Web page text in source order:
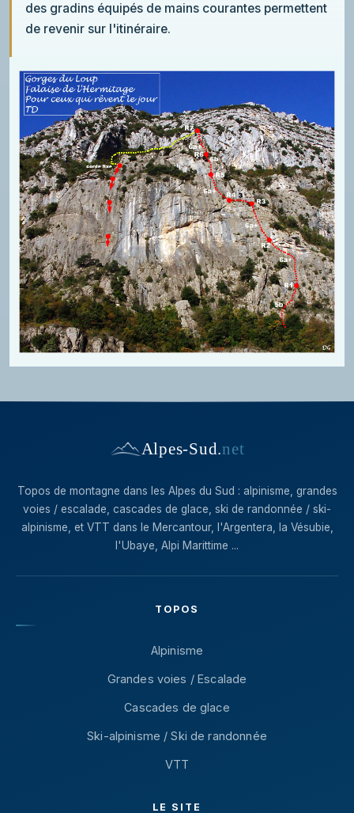
des gradins équipés de mains courantes permettent
de revenir sur l'itinéraire.
Alpes-Sud.net
Topos de montagne dans les Alpes du Sud : alpinisme, grandes
voies / escalade, cascades de glace, ski de randonnée / ski-
alpinisme, et VTT dans le Mercantour, l'Argentera, la Vésubie,
l'Ubaye, Alpi Marittime ...
TOPOS
Alpinisme
Grandes voies / Escalade
Cascades de glace
Ski-alpinisme / Ski de randonnée
VTT
LE SITE